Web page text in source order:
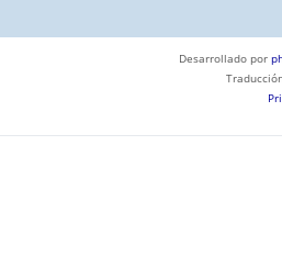
Desarrollado por